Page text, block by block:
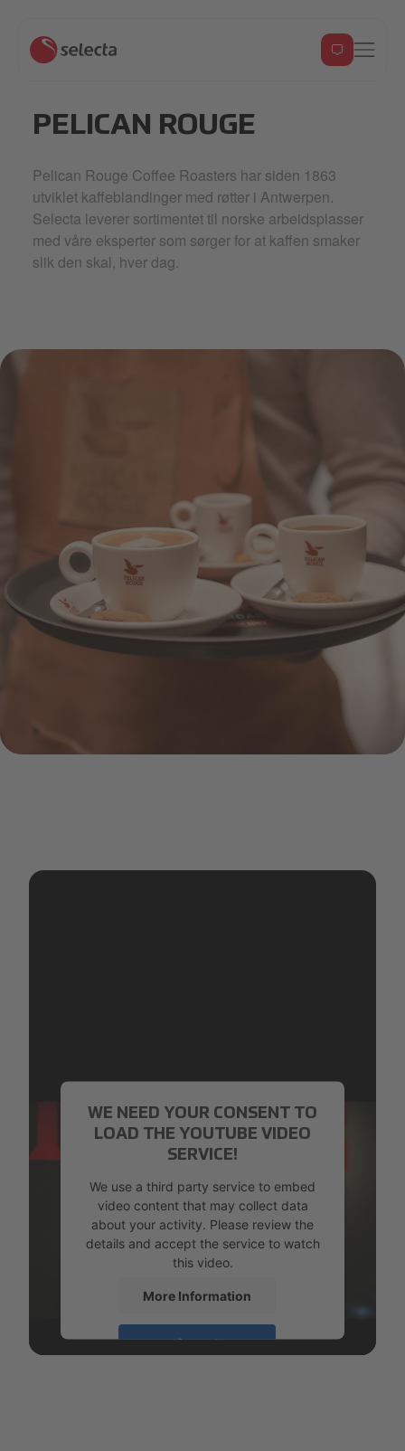
PELICAN ROUGE
Pelican Rouge Coffee Roasters har siden 1863
utviklet kaffeblandinger med røtter i Antwerpen.
Selecta leverer sortimentet til norske arbeidsplasser
med våre eksperter som sørger for at kaffen smaker
slik den skal, hver dag.
WE NEED YOUR CONSENT TO
LOAD THE YOUTUBE VIDEO
SERVICE!
We use a third party service to embed
video content that may collect data
about your activity. Please review the
details and accept the service to watch
this video.
More Information
Accept